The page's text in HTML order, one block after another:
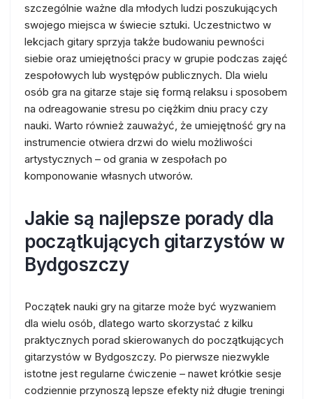
szczególnie ważne dla młodych ludzi poszukujących
swojego miejsca w świecie sztuki. Uczestnictwo w
lekcjach gitary sprzyja także budowaniu pewności
siebie oraz umiejętności pracy w grupie podczas zajęć
zespołowych lub występów publicznych. Dla wielu
osób gra na gitarze staje się formą relaksu i sposobem
na odreagowanie stresu po ciężkim dniu pracy czy
nauki. Warto również zauważyć, że umiejętność gry na
instrumencie otwiera drzwi do wielu możliwości
artystycznych – od grania w zespołach po
komponowanie własnych utworów.
Jakie są najlepsze porady dla
początkujących gitarzystów w
Bydgoszczy
Początek nauki gry na gitarze może być wyzwaniem
dla wielu osób, dlatego warto skorzystać z kilku
praktycznych porad skierowanych do początkujących
gitarzystów w Bydgoszczy. Po pierwsze niezwykle
istotne jest regularne ćwiczenie – nawet krótkie sesje
codziennie przynoszą lepsze efekty niż długie treningi